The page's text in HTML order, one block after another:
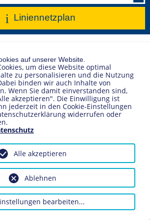
Liniennetzplan
Pressebilder|Datenschutz
2026
auf unserer Website.
um diese Website optimal
zu personalisieren und die Nutzung
binden wir auch Inhalte von
Wenn Sie damit einverstanden sind,
akzeptieren". Die Einwilligung ist
jederzeit in den Cookie-Einstellungen
widerrufen oder
bearbeiten...
Ablehnen
Alle akzeptieren